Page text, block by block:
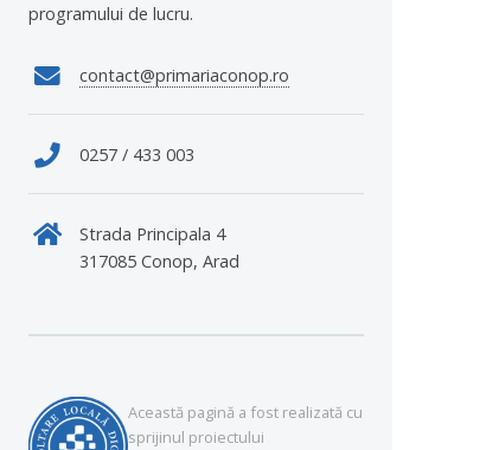
programului de lucru.
contact@primariaconop.ro
0257 / 433 003
Strada Principala 4
317085 Conop, Arad
Această pagină a fost realizată cu
sprijinul proiectului